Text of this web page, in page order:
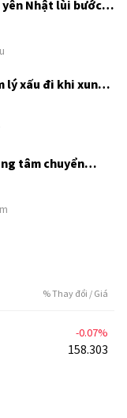
Nhật lùi bước
nghi ngờ can
chính sách
lý xấu đi khi xung
sự chú ý
tâm chuyển
của ECB,
vẫn ở mức cao tại
% Thay đổi / Giá
-0.06%
158.316